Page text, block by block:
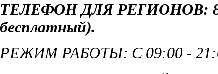
ТЕЛЕФОН ДЛЯ РЕГИОНОВ: 8
бесплатный).
РЕЖИМ РАБОТЫ: С 09:00 -